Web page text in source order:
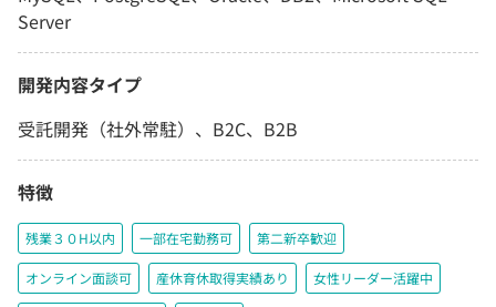
Server
開発内容タイプ
受託開発（社外常駐）、B2C、B2B
特徴
残業３０H以内 一部在宅勤務可 第二新卒歓迎
オンライン面談可 産休育休取得実績あり 女性リーダー活躍中